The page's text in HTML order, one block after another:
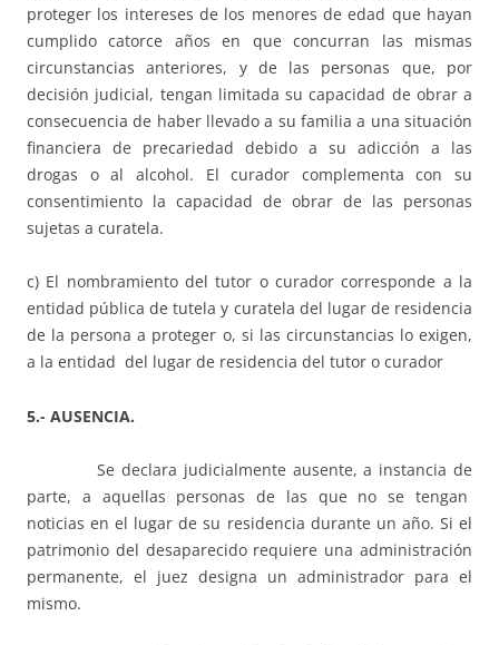
proteger los intereses de los menores de edad que hayan
cumplido catorce años en que concurran las mismas
circunstancias anteriores, y de las personas que, por
decisión judicial, tengan limitada su capacidad de obrar a
consecuencia de haber llevado a su familia a una situación
financiera de precariedad debido a su adicción a las
drogas o al alcohol. El curador complementa con su
consentimiento la capacidad de obrar de las personas
sujetas a curatela.
c) El nombramiento del tutor o curador corresponde a la
entidad pública de tutela y curatela del lugar de residencia
de la persona a proteger o, si las circunstancias lo exigen,
a la entidad del lugar de residencia del tutor o curador
5.- AUSENCIA.
Se declara judicialmente ausente, a instancia de
parte, a aquellas personas de las que no se tengan
noticias en el lugar de su residencia durante un año. Si el
patrimonio del desaparecido requiere una administración
permanente, el juez designa un administrador para el
mismo.